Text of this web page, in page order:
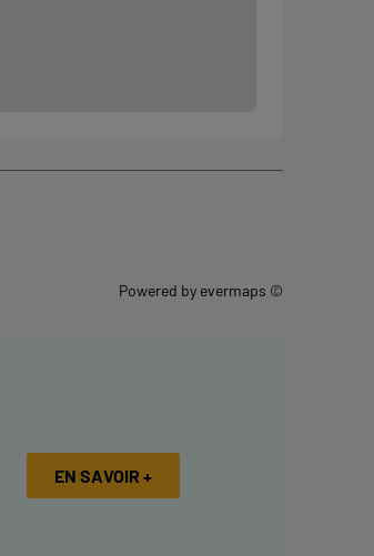
Powered by evermaps ©
EN SAVOIR +